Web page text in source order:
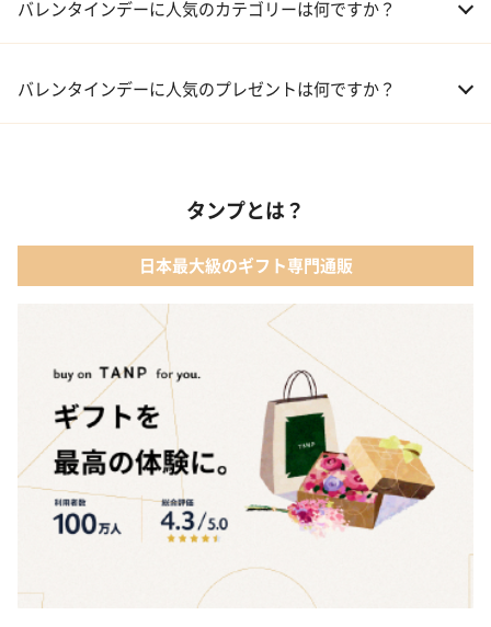
バレンタインデーに人気のカテゴリーは何ですか？
02 メイクアップ
04 ファッション小物
05 入浴剤・バスケア
バレンタインデーに人気のプレゼントは何ですか？
02 【名入れギフト】フラワーティントリップ［日本限定ピンクゴ
03 ショコラフレナチュール
04 ＜クランチチョコレート＞ダーク＆ミルク＆キャラメル＆ホワ
イト 60g
05 葉山のショコラ・カロ＜4個入＞
タンプとは？
日本最大級のギフト専門通販